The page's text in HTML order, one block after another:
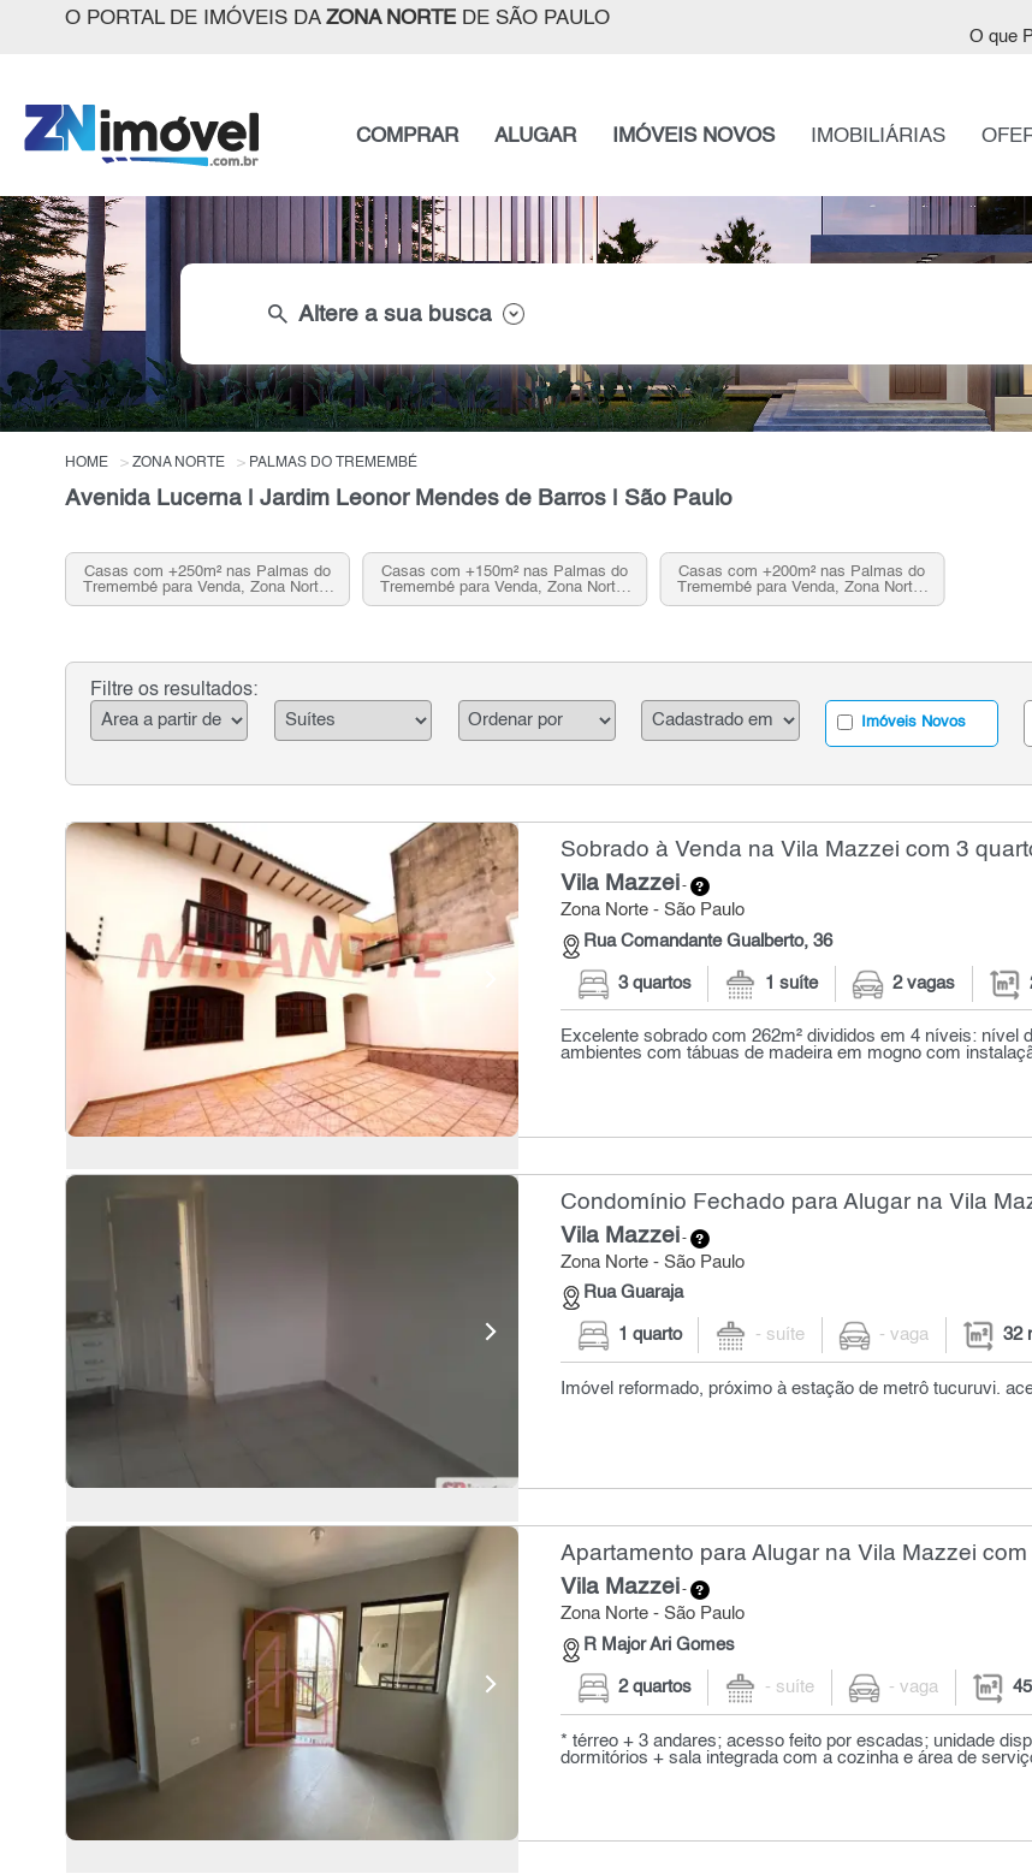
O PORTAL DE IMÓVEIS DA ZONA NORTEDE SÃO PAULO
O que
COMPRAR ALUGAR IMÓVEIS NOVOS IMOBILIÁRIAS
search Altere a sua busca
HOME ZONA NORTE PALMAS DO TREMEMBÉ
Avenida Lucerna | Jardim Leonor Mendes de Barros | São Paulo
Casas com +250m² nas Palmas do
Tremembé para Venda, Zona Norte,
SP
Casas com +150m² nas Palmas do
Tremembé para Venda, Zona Norte,
SP
Casas com +200m² nas Palmas do
Tremembé para Venda, Zona Norte,
SP
Filtre os resultados:
Imóveis Novos
Sobrado à Venda na Vila Mazzei com 3
Vila Mazzei-
Zona Norte - São Paulo
Rua Comandante Gualberto, 36
3 quartos 1 suíte 2 vagas
Excelente sobrado com 262m² divididos em 4 níveis: nível
ambientes com tábuas de madeira em mogno com
Condomínio Fechado para Alugar na Vila
Vila Mazzei-
Zona Norte - São Paulo
Rua Guaraja
1 quarto - suíte - vaga 32
Imóvel reformado, próximo à estação de metrô tucuruvi.
Apartamento para Alugar na Vila Mazzei com
Vila Mazzei-
Zona Norte - São Paulo
R Major Ari Gomes
2 quartos - suíte - vaga
* térreo + 3 andares; acesso feito por escadas; unidade
dormitórios + sala integrada com a cozinha e área de